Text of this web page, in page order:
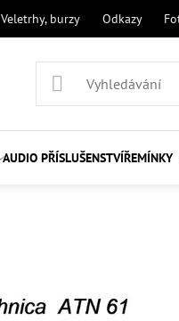
Veletrhy, burzy Odkazy
AUDIO PŘÍSLUŠENSTVÍŘEMÍNKY